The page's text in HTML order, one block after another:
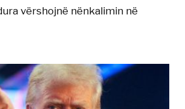
vërshojnë nënkalimin në